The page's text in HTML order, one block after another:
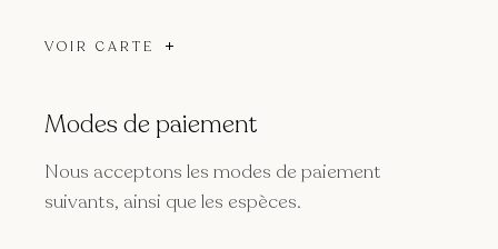
VOIR CARTE
Modes de paiement
Nous acceptons les modes de paiement
suivants, ainsi que les espèces.